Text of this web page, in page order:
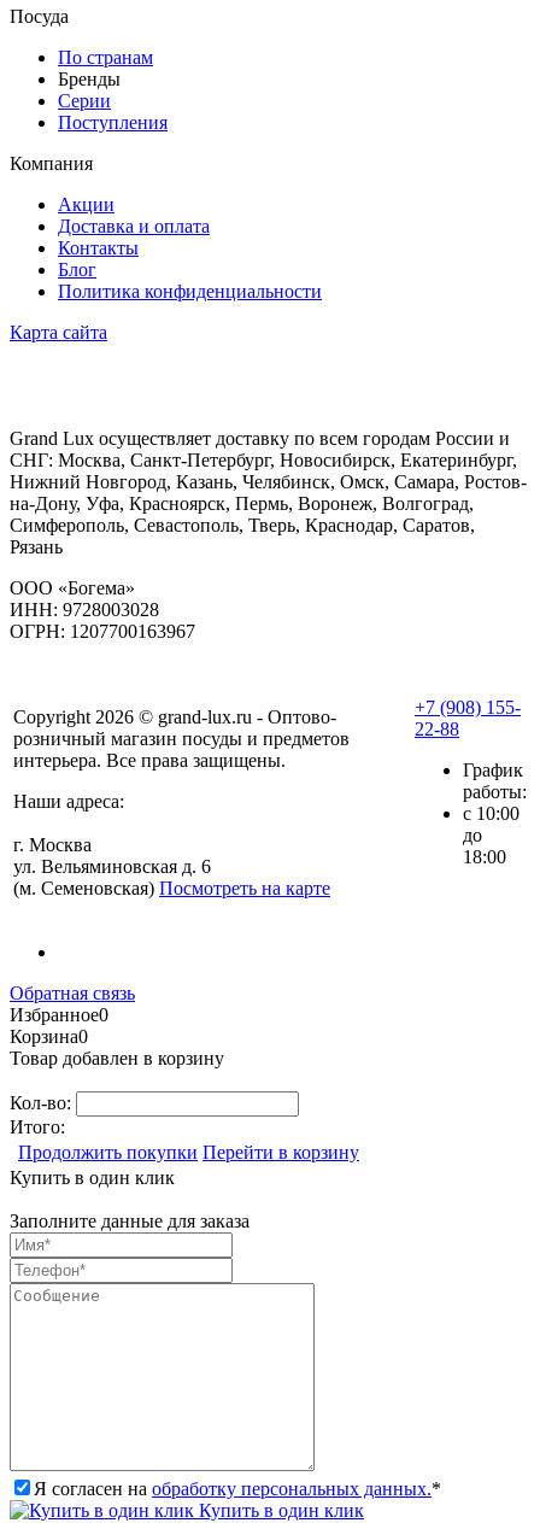
Посуда
По странам
Бренды
Серии
Поступления
Компания
Акции
Доставка и оплата
Контакты
Блог
Политика конфиденциальности
Карта сайта
Grand Lux осуществляет доставку по всем городам России и
СНГ: Москва, Санкт-Петербург, Новосибирск, Екатеринбург,
Нижний Новгород, Казань, Челябинск, Омск, Самара, Ростов-
на-Дону, Уфа, Красноярск, Пермь, Воронеж, Волгоград,
Симферополь, Севастополь, Тверь, Краснодар, Саратов,
Рязань
ООО «Богема»
ИНН: 9728003028
ОГРН: 1207700163967
Copyright 2026 © grand-lux.ru - Оптово-
розничный магазин посуды и предметов
интерьера. Все права защищены.
Наши адреса:
г. Москва
ул. Вельяминовская д. 6
(м. Семеновская) Посмотреть на карте
+7 (908) 155-
22-88
График
работы:
с 10:00
до
18:00
Обратная связь
Избранное0
Корзина0
Товар добавлен в корзину
Кол-во:
Итого:
Продолжить покупки Перейти в корзину
Купить в один клик
Заполните данные для заказа
Я согласен на обработку персональных данных.*
Купить в один клик